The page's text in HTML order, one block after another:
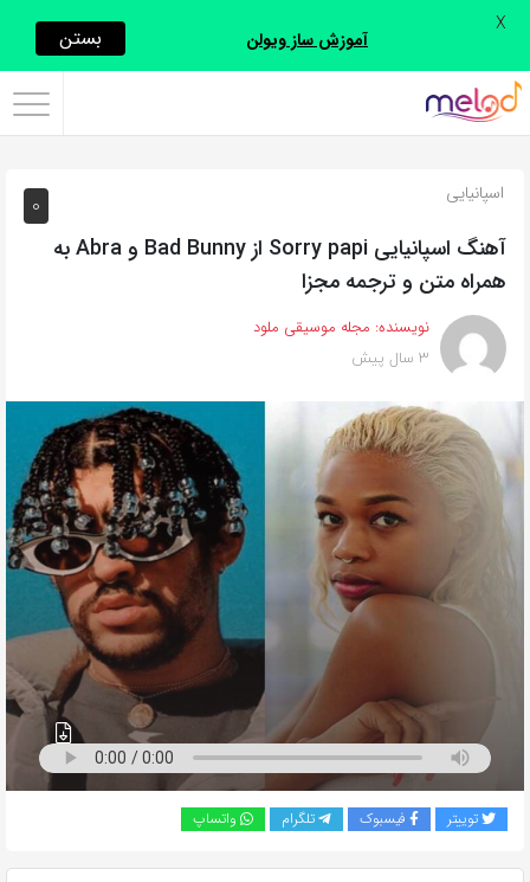
اشتراک
با
روش‌های
زیر
این
صفحه
را
دوستان
بگذارید.
0 اسپانیایی
آهنگ اسپانیایی Sorry papi از Bad Bunny و Abra به
همراه متن و ترجمه مجزا
نویسنده: مجله موسیقی ملود
3 سال پیش
توییتر فیسبوک تلگرام واتساپ
آموزش ساز ویولن بستن X